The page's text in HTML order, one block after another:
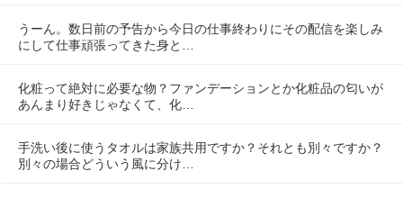
うーん。数日前の予告から今日の仕事終わりにその配信を楽しみ
にして仕事頑張ってきた身と…
化粧って絶対に必要な物？ファンデーションとか化粧品の匂いが
あんまり好きじゃなくて、化…
手洗い後に使うタオルは家族共用ですか？それとも別々ですか？
別々の場合どういう風に分け…